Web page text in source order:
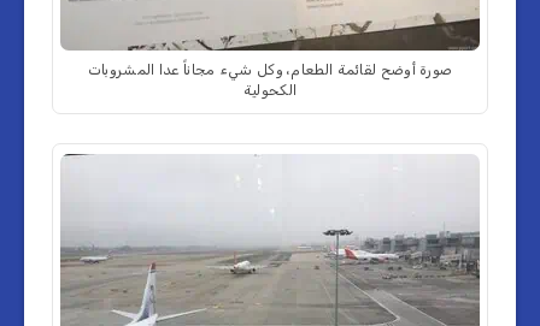
صورة أوضح لقائمة الطعام، وكل شيء مجاناً عدا المشروبات
الكحولية